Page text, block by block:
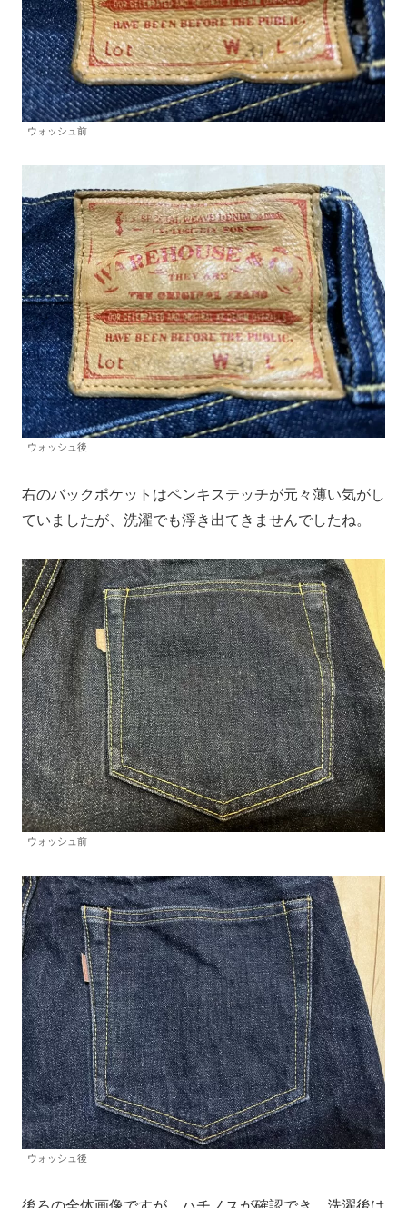
ウォッシュ前
ウォッシュ後
右のバックポケットはペンキステッチが元々薄い気がし
ていましたが、洗濯でも浮き出てきませんでしたね。
ウォッシュ前
ウォッシュ後